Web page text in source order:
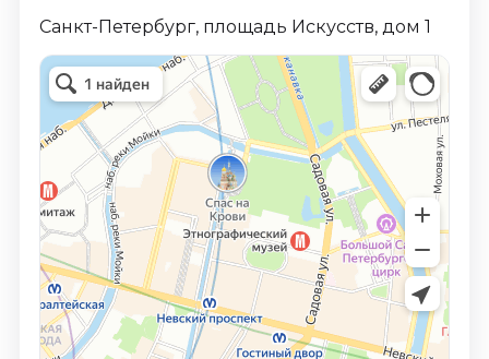
Санкт-Петербург, площадь Искусств, дом 1